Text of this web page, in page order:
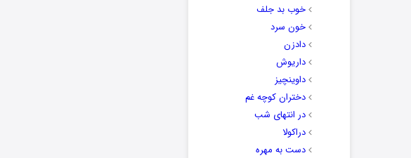
خوب بد جلف
خون سرد
دادزن
داریوش
داوینچیز
دختران کوچه غم
در انتهای شب
دراکولا
دست به مهره